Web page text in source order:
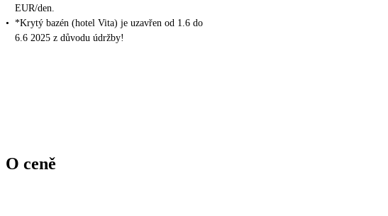
EUR/den.
• *Krytý bazén (hotel Vita) je uzavřen od 1.6 do
6.6 2025 z důvodu údržby!
O ceně